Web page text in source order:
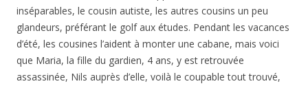
inséparables, le cousin autiste, les autres cousins un peu
glandeurs, préférant le golf aux études. Pendant les vacances
d’été, les cousines l’aident à monter une cabane, mais voici
que Maria, la fille du gardien, 4 ans, y est retrouvée
assassinée, Nils auprès d’elle, voilà le coupable tout trouvé,